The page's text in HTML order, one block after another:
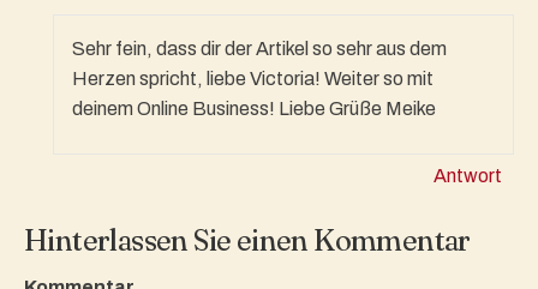
Sehr fein, dass dir der Artikel so sehr aus dem
Herzen spricht, liebe Victoria! Weiter so mit
deinem Online Business! Liebe Grüße Meike
Antwort
Hinterlassen Sie einen Kommentar